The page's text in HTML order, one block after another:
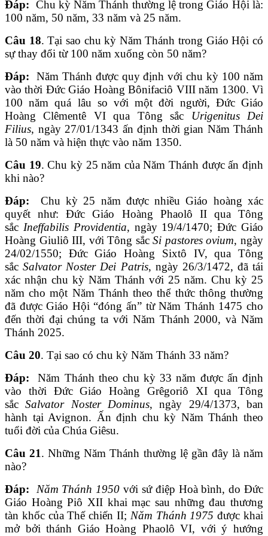
Đáp: Chu kỳ Năm Thánh thường lệ trong Giáo Hội là:
100 năm, 50 năm, 33 năm và 25 năm.
Câu 18. Tại sao chu kỳ Năm Thánh trong Giáo Hội có
sự thay đổi từ 100 năm xuống còn 50 năm?
Đáp: Năm Thánh được quy định với chu kỳ 100 năm
vào thời Đức Giáo Hoàng Bônifaciô VIII năm 1300. Vì
100 năm quá lâu so với một đời người, Đức Giáo
Hoàng Clêmentê VI qua Tông sắc Urigenitus Dei
Filius, ngày 27/01/1343 ấn định thời gian Năm Thánh
là 50 năm và hiện thực vào năm 1350.
Câu 19. Chu kỳ 25 năm của Năm Thánh được ấn định
khi nào?
Đáp: Chu kỳ 25 năm được nhiều Giáo hoàng xác
quyết như: Đức Giáo Hoàng Phaolô II qua Tông
sắc Ineffabilis Providentia, ngày 19/4/1470; Đức Giáo
Hoàng Giuliô III, với Tông sắcSi pastores ovium, ngày
24/02/1550; Đức Giáo Hoàng Sixtô IV, qua Tông
sắcSalvator Noster Dei Patris, ngày 26/3/1472, đã tái
xác nhận chu kỳ Năm Thánh với 25 năm. Chu kỳ 25
năm cho một Năm Thánh theo thể thức thông thường
đã được Giáo Hội “đóng ấn” từ Năm Thánh 1475 cho
đến thời đại chúng ta với Năm Thánh 2000, và Năm
Thánh 2025.
Câu 20. Tại sao có chu kỳ Năm Thánh 33 năm?
Đáp: Năm Thánh theo chu kỳ 33 năm được ấn định
vào thời Đức Giáo Hoàng Grêgoriô XI qua Tông
sắcSalvator Noster Dominus, ngày 29/4/1373, ban
hành tại Avignon. Ấn định chu kỳ Năm Thánh theo
tuổi đời của Chúa Giêsu.
Câu 21. Những Năm Thánh thường lệ gần đây là năm
nào?
Đáp:
Năm Thánh 1950 với sứ điệp Hoà bình, do Ðức
Giáo Hoàng Piô XII khai mạc sau những đau thương
tàn khốc của Thế chiến II; Năm Thánh 1975 được khai
mở bởi thánh Giáo Hoàng Phaolô VI, với ý hướng